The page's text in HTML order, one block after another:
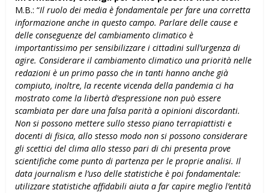
M.B.: “Il ruolo dei media è fondamentale per fare una corretta
informazione anche in questo campo. Parlare delle cause e
delle conseguenze del cambiamento climatico è
importantissimo per sensibilizzare i cittadini sull’urgenza di
agire. Considerare il cambiamento climatico una priorità nelle
redazioni è un primo passo che in tanti hanno anche già
compiuto, inoltre, la recente vicenda della pandemia ci ha
mostrato come la libertà d’espressione non può essere
scambiata per dare una falsa parità a opinioni discordanti.
Non si possono mettere sullo stesso piano terrapiattisti e
docenti di fisica, allo stesso modo non si possono considerare
gli scettici del clima allo stesso pari di chi presenta prove
scientifiche come punto di partenza per le proprie analisi. Il
data journalism e l’uso delle statistiche è poi fondamentale:
utilizzare statistiche affidabili aiuta a far capire meglio l’entità